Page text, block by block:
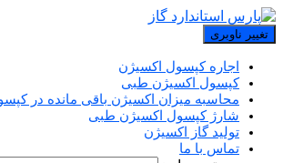
تغییر ناوبری
اجاره کپسول اکسیژن
کپسول اکسیژن طبی
محاسبه میزان اکسیژن باقی مانده در
شارژ کپسول اکسیژن طبی
تولید گاز اکسیژن
تماس با ما